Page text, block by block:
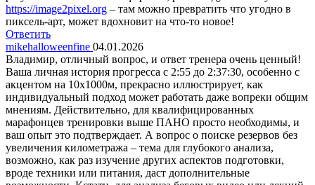
https://image2pixel.org – там можно превратить что угодно в
пиксель-арт, может вдохновит на что-то новое!
Ответить
mikehalloweenfine 04.01.2026
Владимир, отличный вопрос, и ответ тренера очень ценный!
Ваша личная история прогресса с 2:55 до 2:37:30, особенно с
акцентом на 10х1000м, прекрасно иллюстрирует, как
индивидуальный подход может работать даже вопреки общим
мнениям. Действительно, для квалифицированных
марафонцев тренировки выше ПАНО просто необходимы, и
ваш опыт это подтверждает. А вопрос о поиске резервов без
увеличения километража – тема для глубокого анализа,
возможно, как раз изучение других аспектов подготовки,
вроде техники или питания, даст дополнительные